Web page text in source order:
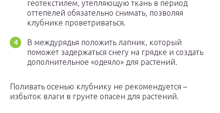
геотекстилем, утепляющую ткань в период
оттепелей обязательно снимать, позволяя
клубнике проветриваться.
В междурядья положить лапник, который
поможет задержаться снегу на грядке и создать
дополнительное «одеяло» для растений.
Поливать осенью клубнику не рекомендуется –
избыток влаги в грунте опасен для растений.